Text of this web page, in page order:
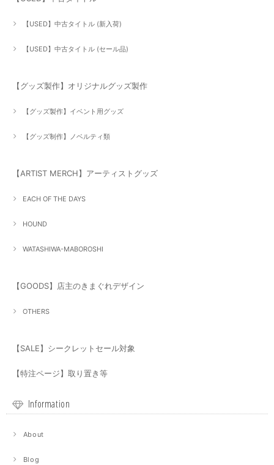
【USED】中古タイトル (新入荷)
【USED】中古タイトル (セール品)
【グッズ製作】オリジナルグッズ製作
【グッズ製作】イベント用グッズ
【グッズ制作】ノベルティ類
【ARTIST MERCH】アーティストグッズ
EACH OF THE DAYS
HOUND
WATASHIWA-MABOROSHI
【GOODS】店主のきまぐれデザイン
OTHERS
【SALE】シークレットセール対象
【特注ページ】取り置き等
Information
About
Blog